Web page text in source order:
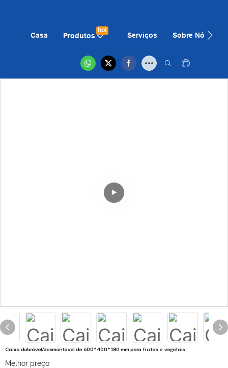
Casa Produtos
hot
Serviços Sobre Nós
Caixa dobrável/desmontável de 600*400*180 mm para frutas e vegetais
Melhor preço